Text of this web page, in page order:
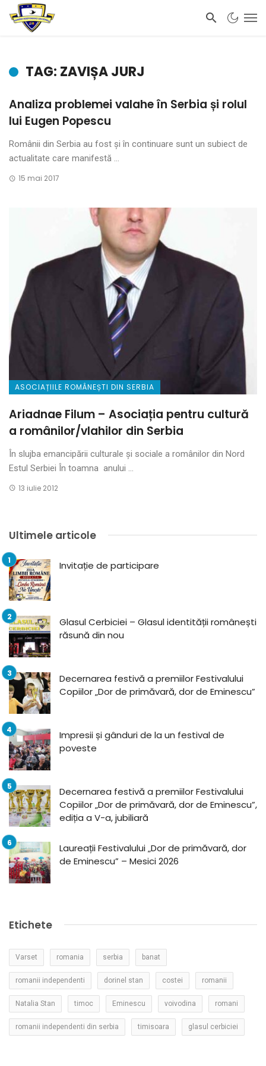
TAG: ZAVIȘA JURJ
Analiza problemei valahe în Serbia și rolul
lui Eugen Popescu
Românii din Serbia au fost și în continuare sunt un subiect de
actualitate care manifestă ...
15 mai 2017
ASOCIAȚIILE ROMÂNEȘTI DIN SERBIA
Ariadnae Filum – Asociația pentru cultură
a românilor/vlahilor din Serbia
În slujba emancipării culturale și sociale a românilor din Nord
Estul Serbiei În toamna anului ...
13 iulie 2012
Ultimele articole
Invitație de participare
Glasul Cerbiciei – Glasul identității românești
răsună din nou
Decernarea festivă a premiilor Festivalului
Copiilor „Dor de primăvară, dor de Eminescu”
Impresii și gânduri de la un festival de
poveste
Decernarea festivă a premiilor Festivalului
Copiilor „Dor de primăvară, dor de Eminescu”,
ediția a V-a, jubiliară
Laureații Festivalului „Dor de primăvară, dor
de Eminescu” – Mesici 2026
Etichete
Varset romania serbia banat
romanii independenti dorinel stan costei romanii
Natalia Stan timoc Eminescu voivodina romani
romanii independenti din serbia timisoara glasul cerbiciei